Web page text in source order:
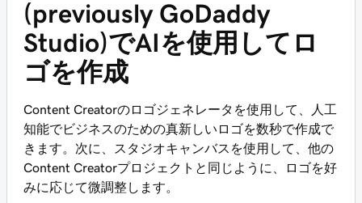
(previously GoDaddy
Studio)でAIを使用してロ
ゴを作成
Content Creatorのロゴジェネレータを使用して、人工
知能でビジネスのための真新しいロゴを数秒で作成で
きます。次に、スタジオキャンバスを使用して、他の
Content Creatorプロジェクトと同じように、ロゴを好
みに応じて微調整します。